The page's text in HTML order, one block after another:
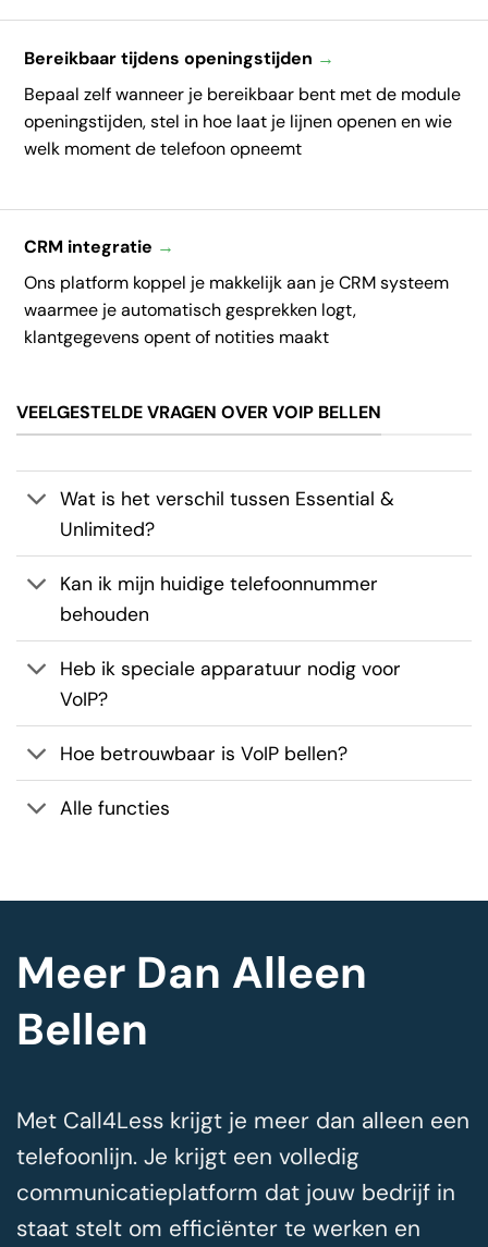
Bereikbaar tijdens openingstijden →
Bepaal zelf wanneer je bereikbaar bent met de module
openingstijden, stel in hoe laat je lijnen openen en wie
welk moment de telefoon opneemt
CRM integratie →
Ons platform koppel je makkelijk aan je CRM systeem
waarmee je automatisch gesprekken logt,
klantgegevens opent of notities maakt
VEELGESTELDE VRAGEN OVER VOIP BELLEN
Wat is het verschil tussen Essential &
Unlimited?
Kan ik mijn huidige telefoonnummer
behouden
Heb ik speciale apparatuur nodig voor
VoIP?
Hoe betrouwbaar is VoIP bellen?
Alle functies
Meer Dan Alleen
Bellen
Met Call4Less krijgt je meer dan alleen een
telefoonlijn. Je krijgt een volledig
communicatieplatform dat jouw bedrijf in
staat stelt om efficiënter te werken en